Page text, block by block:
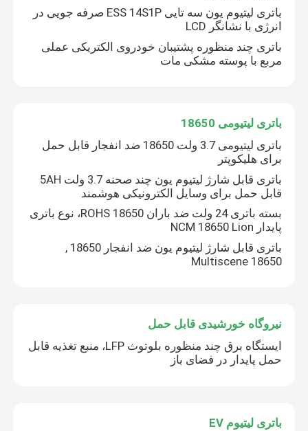
اخبار
درخواست نقل قول
باتری لیتیوم EV
باتری لیتیوم LifeP04
باتری لیتیومی ذخیره انرژی
باتری لیتیوم آهن فسفات
اینورتر خورشیدی هیبریدی
باتری لیتیوم یون سه تایی ESS 14S1P صرفه جویی در
انرژی با نشانگر LCD
باتری چند منظوره پشتیبان خودروی الکتریکی عملی
مربع با پوسته مشکی مات
باتری لیتیومی 18650
باتری لیتیومی 3.7 ولت 18650 ضد انفجار قابل حمل
برای هلیکوپتر
باتری قابل شارژ لیتیوم یون چند صحنه 3.7 ولت 5AH
قابل حمل برای وسایل الکترونیکی هوشمند
بسته باتری 24 ولت ضد باران ROHS 18650، نوع باتری
پایدار NCM 18650 Lion
باتری قابل شارژ لیتیوم یون ضد انفجار 18650 ,
Multiscene 18650
نیروگاه خورشیدی قابل حمل
ایستگاه برق چند منظوره بلوتوث LFP، منبع تغذیه قابل
حمل پایدار در فضای باز
باتری لیتیوم EV